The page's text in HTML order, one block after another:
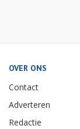
OVER ONS
Contact
Adverteren
Redactie